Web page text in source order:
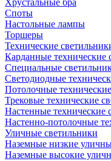
Хрустальные бра
Споты
Настольные лампы
Торшеры
Технические
Карданные технические
Специальные
Светодиодные
Потолочные
Трековые технические
Настенные технические
Настенно-потолочные
Уличные светильники
Наземные низкие
Наземные высокие